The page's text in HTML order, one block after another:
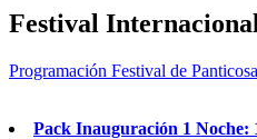
Festival Internacional
Programación Festival de Panticosa
Pack Inauguración 1 Noche: